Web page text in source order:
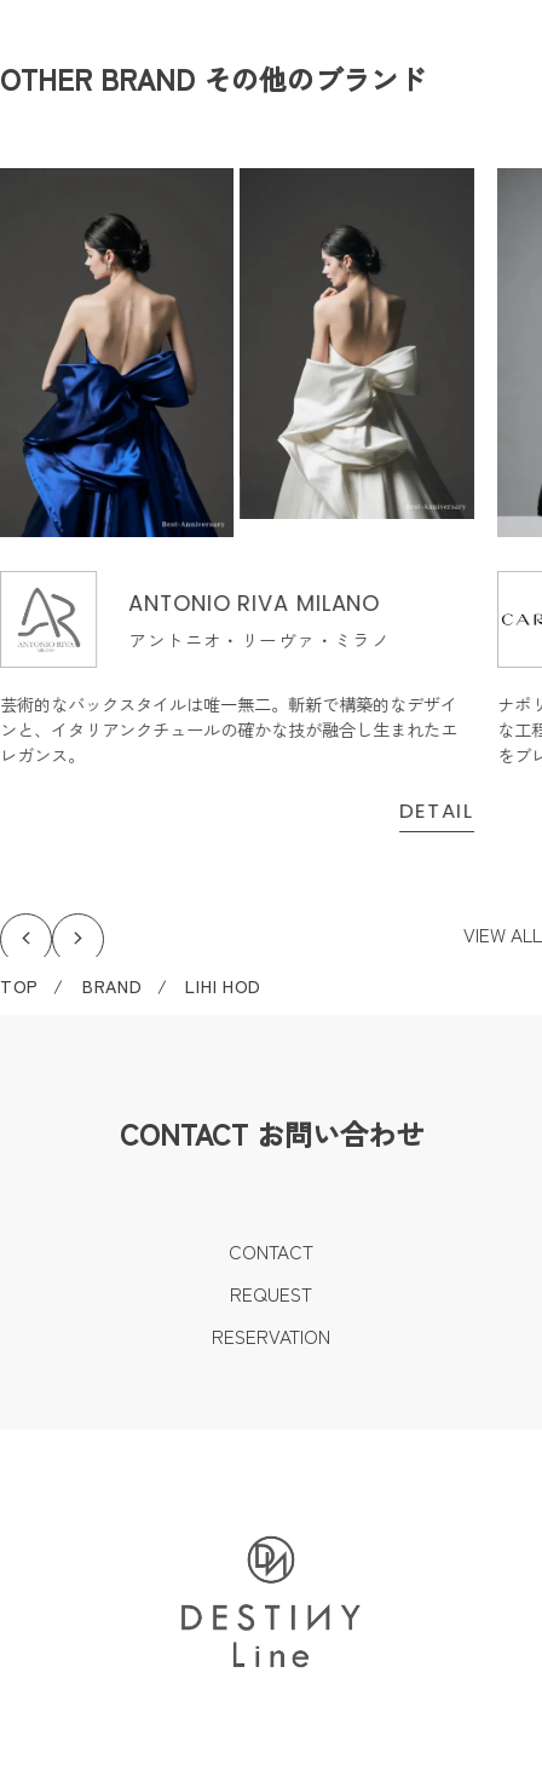
OTHER BRAND その他のブランド
ANTONIO RIVA MILANO
アントニオ・リーヴァ・ミラノ
芸術的なバックスタイルは唯一無二。斬新で構築的なデザイ
ンと、イタリアンクチュールの確かな技が融合し生まれたエ
レガンス。
DETAIL
ナポ
な工
をブ
VIEW ALL
TOP BRAND LIHI HOD
CONTACT お問い合わせ
CONTACT
REQUEST
RESERVATION